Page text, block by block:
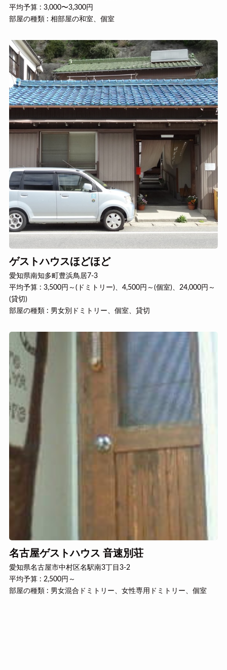
平均予算 : 3,000〜3,300円
部屋の種類 : 相部屋の和室、個室
ゲストハウスほどほど
愛知県南知多町豊浜鳥居7-3
平均予算 : 3,500円～(ドミトリー)、4,500円～(個室)、24,000円～
(貸切)
部屋の種類 : 男女別ドミトリー、個室、貸切
名古屋ゲストハウス 音速別荘
愛知県名古屋市中村区名駅南3丁目3-2
平均予算 : 2,500円～
部屋の種類 : 男女混合ドミトリー、女性専用ドミトリー、個室